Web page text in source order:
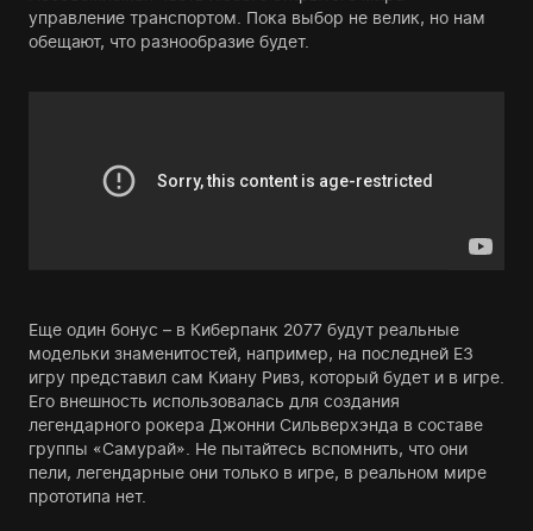
управление транспортом. Пока выбор не велик, но нам
обещают, что разнообразие будет.
Еще один бонус – в Киберпанк 2077 будут реальные
модельки знаменитостей, например, на последней Е3
игру представил сам Киану Ривз, который будет и в игре.
Его внешность использовалась для создания
легендарного рокера Джонни Сильверхэнда в составе
группы «Самурай». Не пытайтесь вспомнить, что они
пели, легендарные они только в игре, в реальном мире
прототипа нет.